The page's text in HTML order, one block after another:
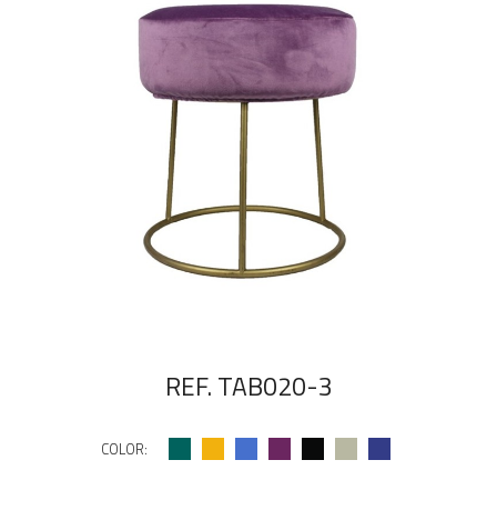
REF. TAB020-3
COLOR: